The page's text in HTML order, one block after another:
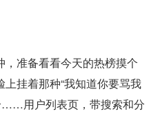
准备看看今天的热榜摸个
挂着那种“我知道你要骂我
……用户列表页，带搜索和分